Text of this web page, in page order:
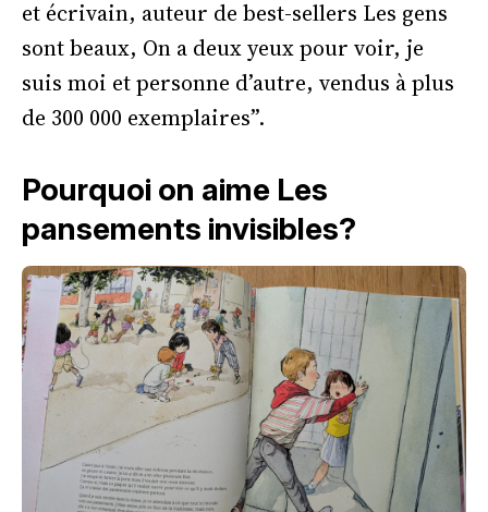
et écrivain, auteur de best-sellers Les gens
sont beaux, On a deux yeux pour voir, je
suis moi et personne d’autre, vendus à plus
de 300 000 exemplaires”.
Pourquoi on aime Les
pansements invisibles?